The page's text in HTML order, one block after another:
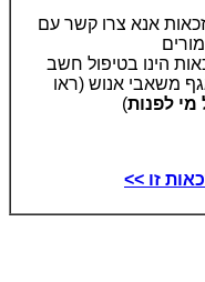
אנא צרו קשר עם
הינו בטיפול חשב
משאבי אנוש (ראו
מי לפנות)
זו >>